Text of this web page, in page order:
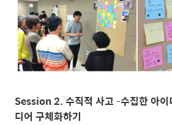
Session 2. 수직적 사고 –수집한 아이
디어 구체화하기